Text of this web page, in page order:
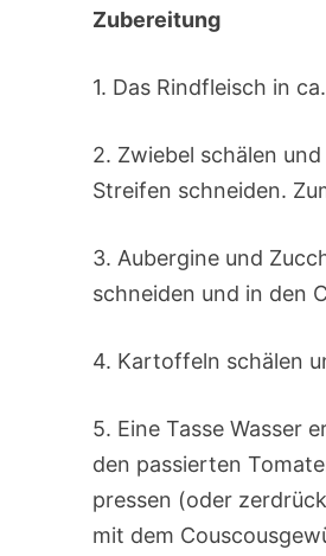
Zubereitung
1. Das Rindfleisch in
2. Zwiebel schälen
Streifen schneiden.
3. Aubergine und
schneiden und in den
4. Kartoffeln schälen
5. Eine Tasse Wasser
den passierten
pressen (oder
mit dem